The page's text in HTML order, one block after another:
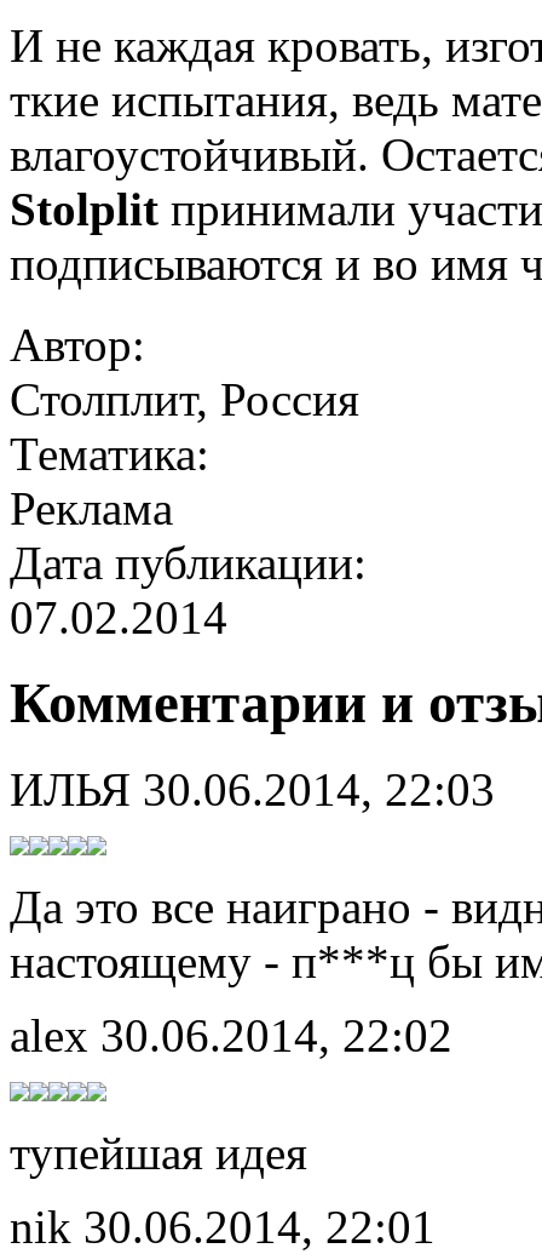
И не каждая кровать,
ткие испытания, ведь
влагоустойчивый.
Stolplit принимали
подписываются и во имя
Автор:
Столплит, Россия
Тематика:
Реклама
Дата публикации:
07.02.2014
Комментарии и
ИЛЬЯ 30.06.2014, 22:03
Да это все наиграно -
настоящему - п***ц бы
alex 30.06.2014, 22:02
тупейшая идея
nik 30.06.2014, 22:01